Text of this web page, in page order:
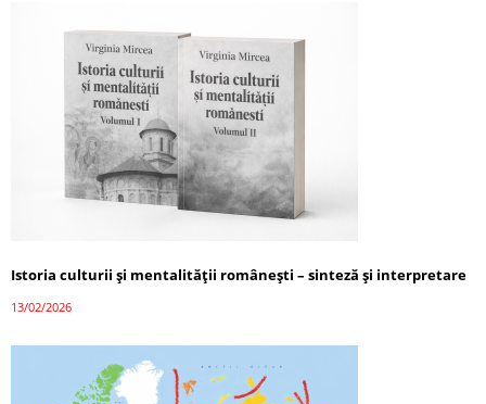
Istoria culturii și mentalității românești – sinteză și interpretare
13/02/2026